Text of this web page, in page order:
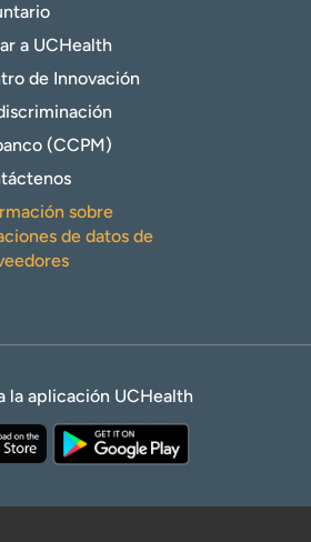
a UCHealth
de Innovación
(CCPM)
sobre
de datos de
la aplicación UCHealth